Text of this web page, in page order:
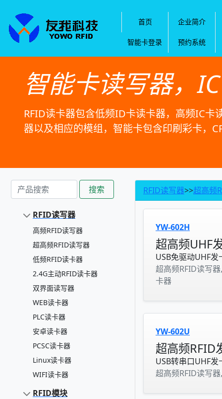
首页 企业简介
智能卡登录 预约系统
智能卡读写器，
RFID读卡器包含低频ID卡读卡器，高频IC卡
器以及相应的模组，智能卡包含印刷彩卡，
搜索
RFID读写器
高频RFID读写器
超高频RFID读写器
低频RFID读卡器
2.4G主动RFID读卡器
双界面读写器
WEB读卡器
PLC读卡器
安卓读卡器
PCSC读卡器
Linux读卡器
WIFI读卡器
RFID模块
RFID读写器>>超高频
YW-602H
超高频UHF
USB免驱动UHF发
超高频RFID读写
卡器
YW-602U
超高频RFID
USB转串口UHF发
超高频RFID读写